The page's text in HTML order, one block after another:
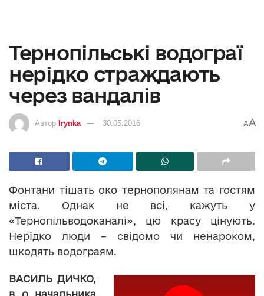
Тернопільські водограї
нерідко страждають
через вандалів
Автор Irynka 30.05.2016 AA
Фонтани тішать око тернополянам та гостям
міста. Однак не всі, кажуть у
«Тернопільводоканалі», цю красу цінують.
Нерідко люди – свідомо чи ненароком,
шкодять водограям.
ВАСИЛЬ ДИЧКО,